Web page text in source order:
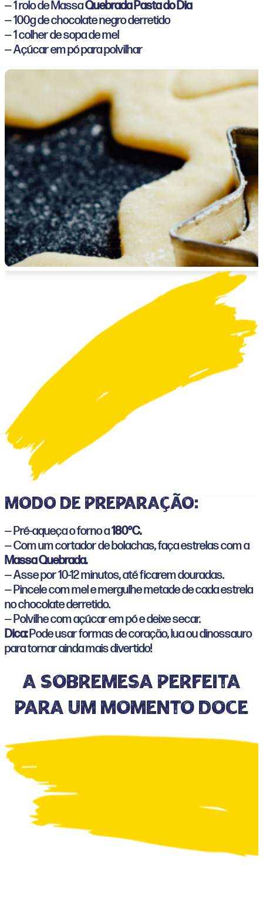
— 1 rolo de MassaQuebrada Pasta do Dia
— 100g de chocolate negro derretido
— 1 colher de sopa de mel
— Açúcar em pó para polvilhar
Modo de preparação:
— Pré-aqueça o forno a180°C.
— Com um cortador de bolachas, faça estrelas com a
Massa Quebrada.
— Asse por 10-12 minutos, até ficarem douradas.
— Pincele com mel e mergulhe metade de cada estrela
no chocolate derretido.
— Polvilhe com açúcar em pó e deixe secar.
Dica:Pode usar formas de coração, lua ou dinossauro
para tornar ainda mais divertido!
a sobremesa perfeita
para um momento doce